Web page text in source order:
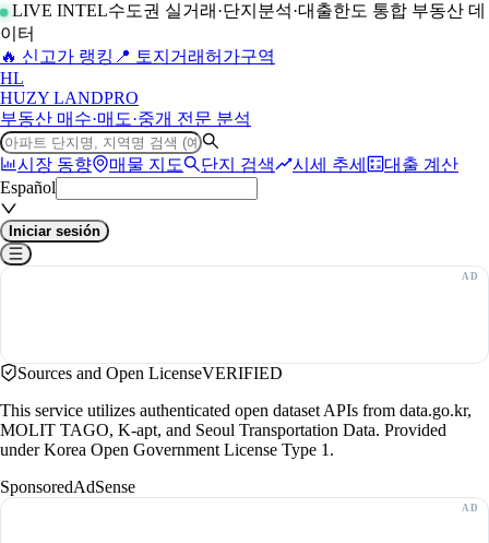
LIVE INTEL수도권 실거래·단지분석·대출한도 통합 부동산 데
이터
🔥 신고가 랭킹 📍 토지거래허가구역
HL
HUZY LANDPRO
부동산 매수·매도·중개 전문 분석
시장 동향 매물 지도 단지 검색 시세 추세
대출 계산
Español
Iniciar sesión
Sources and Open LicenseVERIFIED
This service utilizes authenticated open dataset APIs from data.go.kr,
MOLIT TAGO, K-apt, and Seoul Transportation Data. Provided
under Korea Open Government License Type 1.
SponsoredAdSense